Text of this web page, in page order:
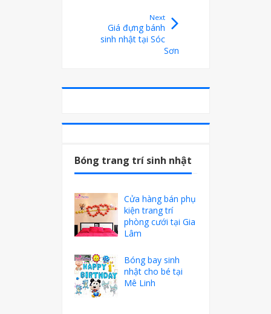
Next
Giá đựng bánh
sinh nhật tại Sóc
Sơn
Bóng trang trí sinh nhật
Cửa hàng bán phụ
kiện trang trí
phòng cưới tại Gia
Lâm
Bóng bay sinh
nhật cho bé tại
Mê Linh